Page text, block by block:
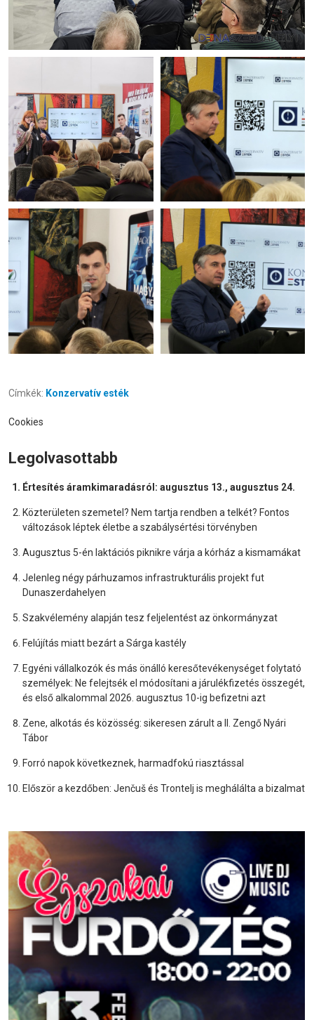
Címkék: Konzervatív esték
Cookies
Legolvasottabb
Értesítés áramkimaradásról: augusztus 13., augusztus 24.
Közterületen szemetel? Nem tartja rendben a telkét? Fontos
változások léptek életbe a szabálysértési törvényben
Augusztus 5-én laktációs piknikre várja a kórház a kismamákat
Jelenleg négy párhuzamos infrastrukturális projekt fut
Dunaszerdahelyen
Szakvélemény alapján tesz feljelentést az önkormányzat
Felújítás miatt bezárt a Sárga kastély
Egyéni vállalkozók és más önálló keresőtevékenységet folytató
személyek: Ne felejtsék el módosítani a járulékfizetés összegét,
és első alkalommal 2026. augusztus 10-ig befizetni azt
Zene, alkotás és közösség: sikeresen zárult a II. Zengő Nyári
Tábor
Forró napok következnek, harmadfokú riasztással
Először a kezdőben: Jenčuš és Trontelj is meghálálta a bizalmat